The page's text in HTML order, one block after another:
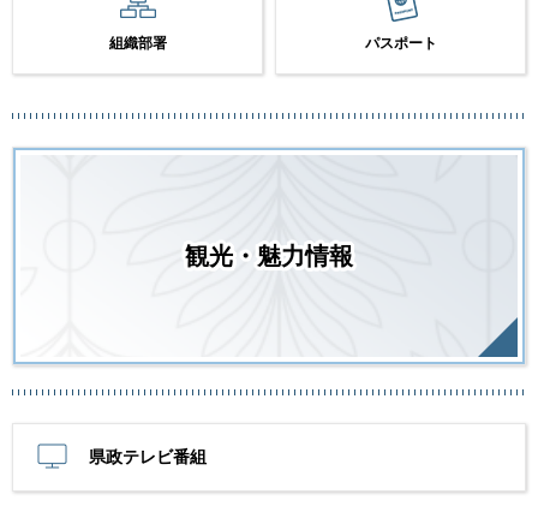
組織部署 パスポート
観光・魅力情報
県政テレビ番組